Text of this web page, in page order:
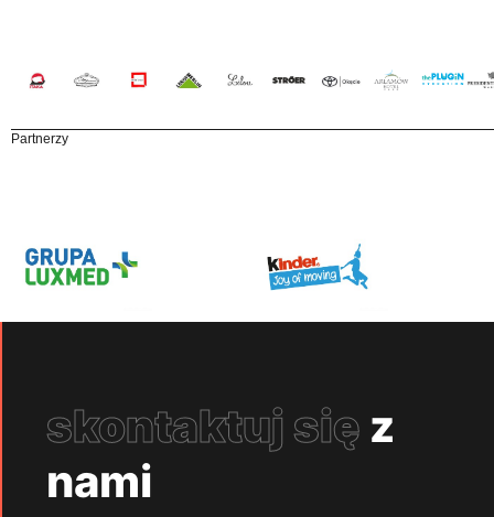
Partnerzy
skontaktuj się z
nami